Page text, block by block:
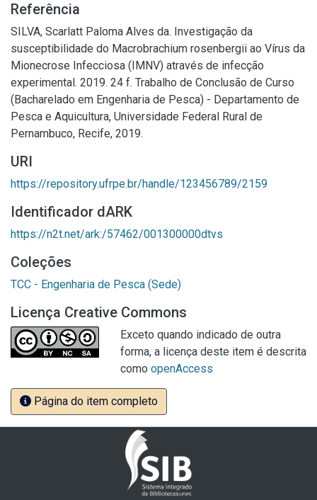
Referência
SILVA, Scarlatt Paloma Alves da. Investigação da
susceptibilidade do Macrobrachium rosenbergii ao Vírus da
Mionecrose Infecciosa (IMNV) através de infecção
experimental. 2019. 24 f. Trabalho de Conclusão de Curso
(Bacharelado em Engenharia de Pesca) - Departamento de
Pesca e Aquicultura, Universidade Federal Rural de
Pernambuco, Recife, 2019.
URI
https://repository.ufrpe.br/handle/123456789/2159
Identificador dARK
https://n2t.net/ark:/57462/001300000dtvs
Coleções
TCC - Engenharia de Pesca (Sede)
Licença Creative Commons
Exceto quando indicado de outra
forma, a licença deste item é descrita
como openAccess
Página do item completo